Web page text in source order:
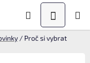
Hledat
KOŠÍK
/ Proč si vybrat